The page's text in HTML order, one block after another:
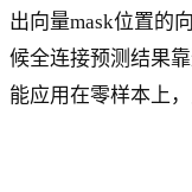
出向量mask位置的
候全连接预测结果
能应用在零样本上